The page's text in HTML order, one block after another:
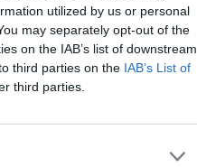
utilized by us or personal
may separately opt-out of the
on the IAB’s list of downstream
third parties on the IAB’s List of
third parties.
h 14 min